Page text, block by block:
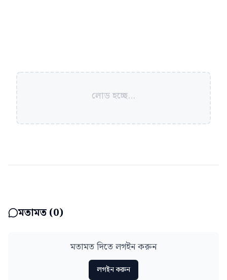
লোড হচ্ছে...
মতামত (0)
মতামত দিতে লগইন করুন
লগইন করুন